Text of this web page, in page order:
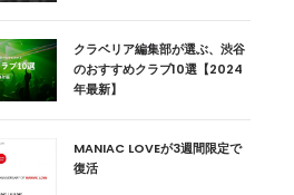
クラベリア編集部が選ぶ、渋谷
のおすすめクラブ10選【2024
年最新】
MANIAC LOVEが3週間限定で
復活